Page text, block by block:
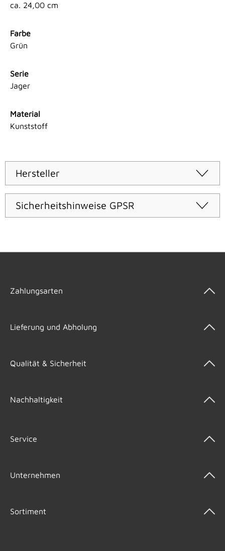
ca. 24,00 cm
Farbe
Grün
Serie
Jager
Material
Kunststoff
Hersteller
Sicherheitshinweise GPSR
Zahlungsarten
Lieferung und Abholung
Qualität & Sicherheit
Nachhaltigkeit
Service
Unternehmen
Sortiment